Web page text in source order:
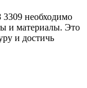
3309 необходимо
и материалы. Это
и достичь